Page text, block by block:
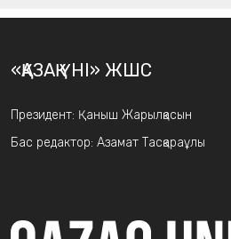
«ҚАЗАҚ ҮНІ» ЖШС
Президент: Қаныш Жарылқасын
Бас редактор: Азамат Тасқараұлы